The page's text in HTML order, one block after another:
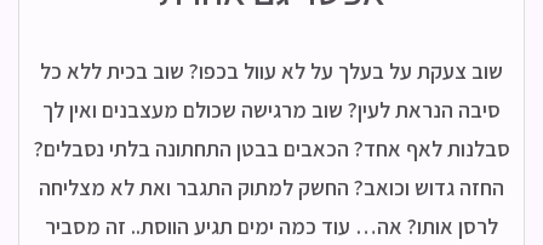
שוב צעקת על בעלך על לא עוול בכפו? שוב בכית ללא כל
סיבה הנראת לעין? שוב מרגישה שכולם מעצבנים ואין לך
סבלנות לאף אחד? הכאבים בבטן התחתונה בלתי נסבלים?
החזה גדוש וכואב? החשק למתוק התגבר ואת לא מצליחה
לרסן אותו? אה… עוד כמה ימים תגיע הווסת.. זה מסביר